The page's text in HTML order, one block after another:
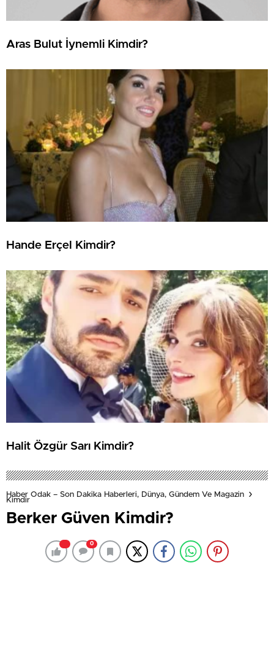
Aras Bulut İynemli Kimdir?
Hande Erçel Kimdir?
Halit Özgür Sarı Kimdir?
Haber Odak – Son Dakika Haberleri, Dünya, Gündem Ve Magazin
Kimdir
Berker Güven Kimdir?
0